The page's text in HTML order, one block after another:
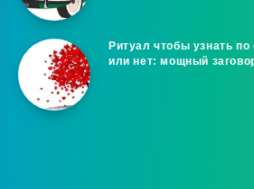
Ритуал чтобы узнать
или нет: мощный